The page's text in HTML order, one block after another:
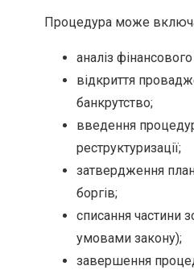
Процедура може
аналіз
відкриття
банкрутство;
введення
реструктуризації;
затвердження
боргів;
списання частини
умовами закону);
завершення